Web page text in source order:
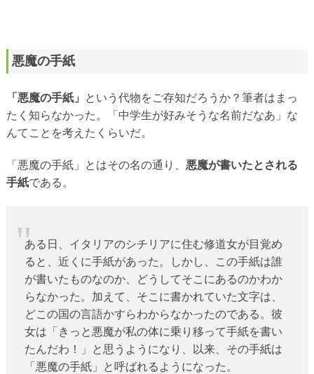
悪魔の手紙
「悪魔の手紙」
という代物をご存知だろうか？筆者はまっ
たく知らなかった。「中学生が好みそうな名前だなあ」な
んてことを考えたくらいだ。
「悪魔の手紙」とはその名の通り、 悪魔が書いたとされる
手紙である。
ある日、イタリアのシチリアに住む修道女が目覚め
ると、近くに手紙があった。しかし、この手紙は誰
が書いたものなのか、どうしてそこにあるのかわか
らなかった。加えて、そこに書かれていた文字は、
どこの国の言語かすらわからなかったのである。彼
女は「きっと悪魔が私の体に乗り移って手紙を書い
たんだわ！」と思うようになり、以来、その手紙は
「悪魔の手紙」と呼ばれるようになった。